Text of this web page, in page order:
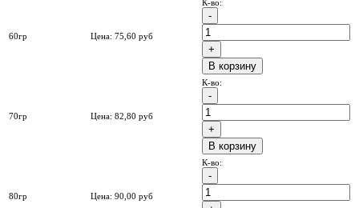
60гр Цена: 75,60 руб
К-во:
B корзину
70гр Цена: 82,80 руб
К-во:
B корзину
80гр Цена: 90,00 руб
К-во: